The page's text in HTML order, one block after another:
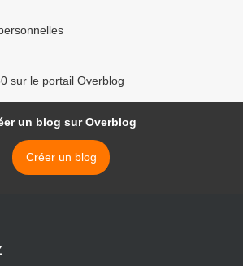
sur le portail Overblog
un blog sur Overblog
Créer un blog